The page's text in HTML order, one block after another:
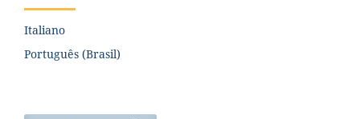
Italiano
Português (Brasil)